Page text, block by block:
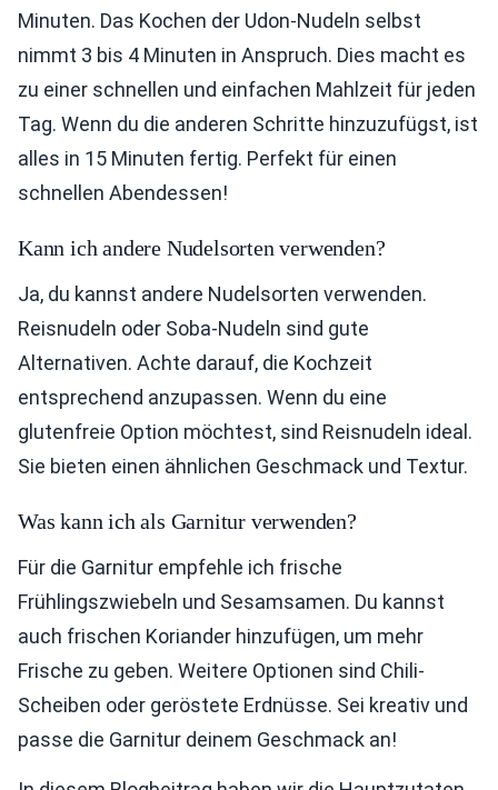
Minuten. Das Kochen der Udon-Nudeln selbst
nimmt 3 bis 4 Minuten in Anspruch. Dies macht es
zu einer schnellen und einfachen Mahlzeit für jeden
Tag. Wenn du die anderen Schritte hinzuzufügst, ist
alles in 15 Minuten fertig. Perfekt für einen
schnellen Abendessen!
Kann ich andere Nudelsorten verwenden?
Ja, du kannst andere Nudelsorten verwenden.
Reisnudeln oder Soba-Nudeln sind gute
Alternativen. Achte darauf, die Kochzeit
entsprechend anzupassen. Wenn du eine
glutenfreie Option möchtest, sind Reisnudeln ideal.
Sie bieten einen ähnlichen Geschmack und Textur.
Was kann ich als Garnitur verwenden?
Für die Garnitur empfehle ich frische
Frühlingszwiebeln und Sesamsamen. Du kannst
auch frischen Koriander hinzufügen, um mehr
Frische zu geben. Weitere Optionen sind Chili-
Scheiben oder geröstete Erdnüsse. Sei kreativ und
passe die Garnitur deinem Geschmack an!